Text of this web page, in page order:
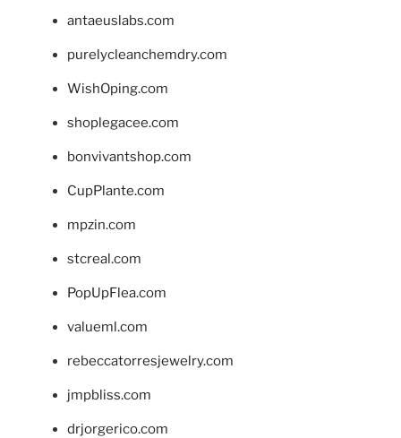
antaeuslabs.com
purelycleanchemdry.com
WishOping.com
shoplegacee.com
bonvivantshop.com
CupPlante.com
mpzin.com
stcreal.com
PopUpFlea.com
valueml.com
rebeccatorresjewelry.com
jmpbliss.com
drjorgerico.com